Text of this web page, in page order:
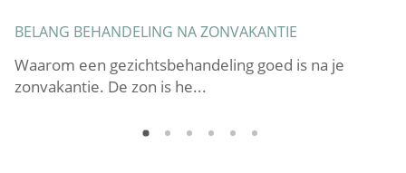
BELANG BEHANDELING NA ZONVAKANTIE
Waarom een gezichtsbehandeling goed is na je
zonvakantie. De zon is he...